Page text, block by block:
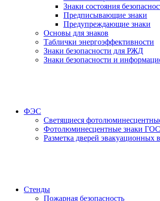
Знаки состояния
Предписывающие знаки
Предупреждающие знаки
Основы для знаков
Таблички энергоэффективности
Знаки безопасности для РЖД
Знаки безопасности и
ФЭС
Светящиеся
Фотолюминесцентные знаки
Разметка дверей эвакуационных
Стенды
Пожарная безопасность